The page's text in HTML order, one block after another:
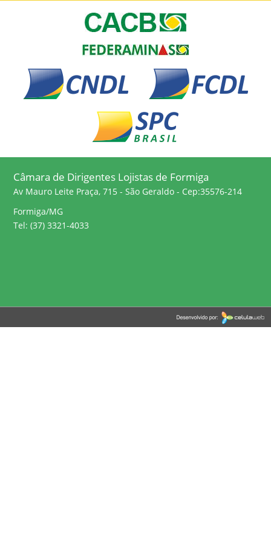
Câmara de Dirigentes Lojistas de Formiga
Av Mauro Leite Praça, 715 - São Geraldo - Cep:35576-214
Formiga/MG
Tel: (37) 3321-4033